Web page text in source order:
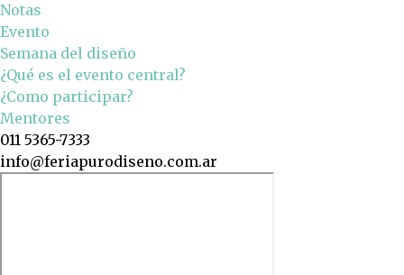
Notas
Evento
Semana del diseño
¿Qué es el evento central?
¿Como participar?
Mentores
011 5365-7333
info@feriapurodiseno.com.ar